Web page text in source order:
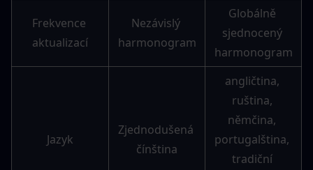
Frekvence
aktualizací
Nezávislý
harmonogram
Globálně
sjednocený
harmonogram
Jazyk
Zjednodušená
čínština
angličtina,
ruština,
němčina,
portugalština,
tradiční